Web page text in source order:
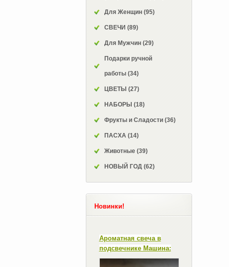
Для Женщин (95)
СВЕЧИ (89)
Для Мужчин (29)
Подарки ручной
работы (34)
ЦВЕТЫ (27)
НАБОРЫ (18)
Фрукты и Сладости (36)
ПАСХА (14)
Животные (39)
НОВЫЙ ГОД (62)
Новинки!
Ароматная свеча в
подсвечнике Машина: